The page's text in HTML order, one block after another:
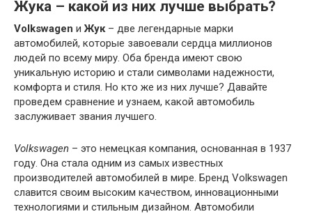
Жука – какой из них лучше выбрать?
Volkswagen иЖук– две легендарные марки
автомобилей, которые завоевали сердца миллионов
людей по всему миру. Оба бренда имеют свою
уникальную историю и стали символами надежности,
комфорта и стиля. Но кто же из них лучше? Давайте
проведем сравнение и узнаем, какой автомобиль
заслуживает звания лучшего.
Volkswagen – это немецкая компания, основанная в 1937
году. Она стала одним из самых известных
производителей автомобилей в мире. Бренд Volkswagen
славится своим высоким качеством, инновационными
технологиями и стильным дизайном. Автомобили